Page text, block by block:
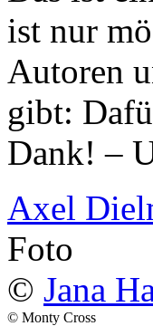
ist nur
Autoren
gibt:
Dank! –
Axel
Foto
© Jana
© Monty Cross